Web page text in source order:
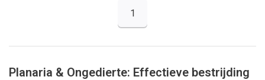
1
Planaria & Ongedierte: Effectieve bestrijding